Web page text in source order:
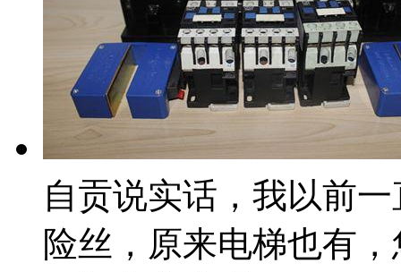
自贡说实话，我以前
险丝，原来电梯也有